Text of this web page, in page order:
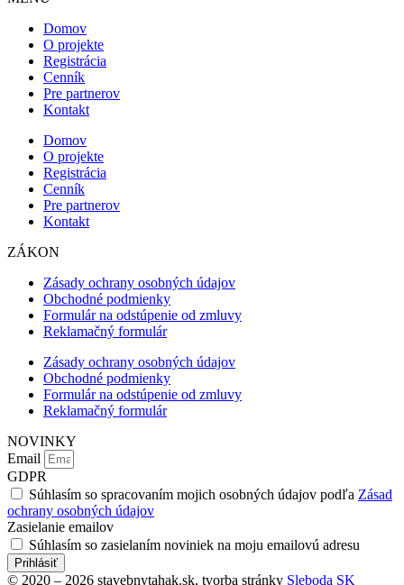
Domov
O projekte
Registrácia
Cenník
Pre partnerov
Kontakt
Domov
O projekte
Registrácia
Cenník
Pre partnerov
Kontakt
ZÁKON
Zásady ochrany osobných údajov
Obchodné podmienky
Formulár na odstúpenie od zmluvy
Reklamačný formulár
Zásady ochrany osobných údajov
Obchodné podmienky
Formulár na odstúpenie od zmluvy
Reklamačný formulár
NOVINKY
Email
GDPR
Súhlasím so spracovaním mojich osobných údajov podľa Zásad
ochrany osobných údajov
Zasielanie emailov
Súhlasím so zasielaním noviniek na moju emailovú adresu
Prihlásiť
© 2020 – 2026 stavebnytahak.sk, tvorba stránky Sleboda SK